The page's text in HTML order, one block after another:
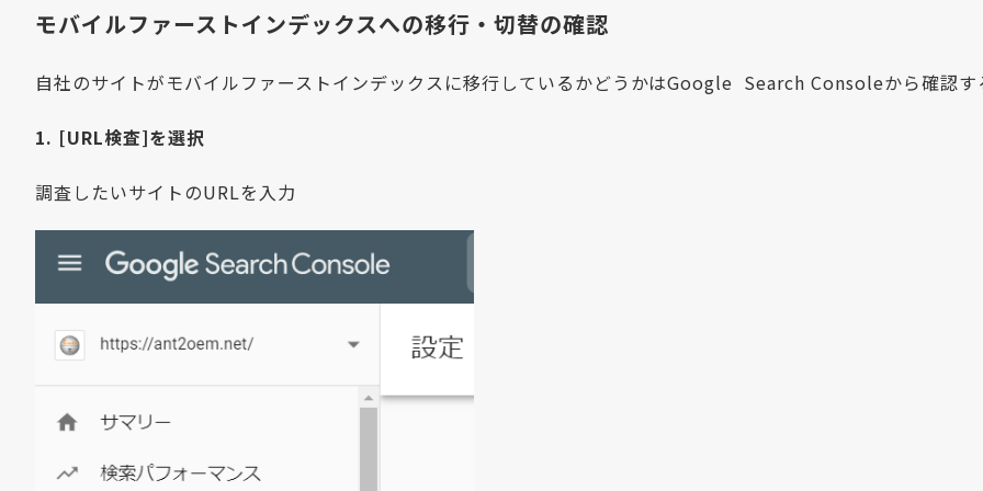
モバイルファーストインデックスへの移行・切替の確認
自社のサイトがモバイルファーストインデックスに移行しているかどうかはGoogle Search Consoleから確認す
1. [URL検査]を選択
調査したいサイトのURLを入力